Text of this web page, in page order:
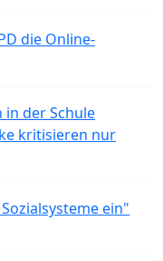
die Online-
der Schule
kritisieren nur
ein"